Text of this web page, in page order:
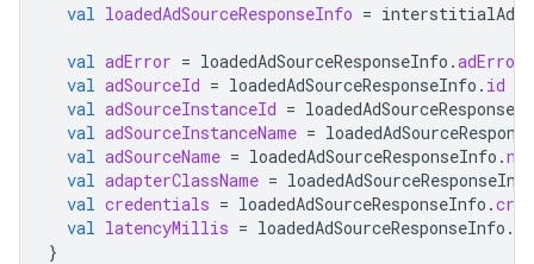
val loadedAdSourceResponseInfo = interstitialAd
val adError = loadedAdSourceResponseInfo .adError
val adSourceId = loadedAdSourceResponseInfo . id
val adSourceInstanceId =
val adSourceInstanceName =
val adSourceName = loadedAdSourceResponseInfo .
val adapterClassName = loadedAdSourceResponseInfo
val credentials = loadedAdSourceResponseInfo .
val latencyMillis = loadedAdSourceResponseInfo .
}